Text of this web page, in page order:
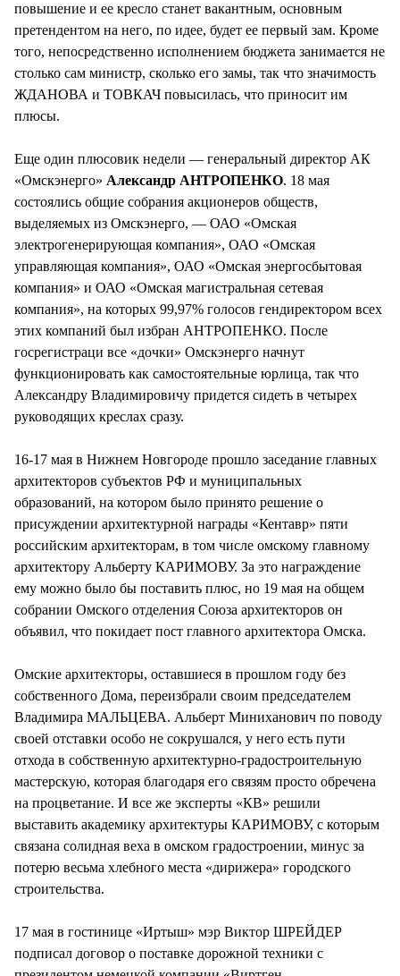
повышение и ее кресло станет вакантным, основным
претендентом на него, по идее, будет ее первый зам. Кроме
того, непосредственно исполнением бюджета занимается не
столько сам министр, сколько его замы, так что значимость
ЖДАНОВА и ТОВКАЧ повысилась, что приносит им
плюсы.
Еще один плюсовик недели — генеральный директор АК
«Омскэнерго» Александр АНТРОПЕНКО. 18 мая
состоялись общие собрания акционеров обществ,
выделяемых из Омскэнерго, — ОАО «Омская
электрогенерирующая компания», ОАО «Омская
управляющая компания», ОАО «Омская энергосбытовая
компания» и ОАО «Омская магистральная сетевая
компания», на которых 99,97% голосов гендиректором всех
этих компаний был избран АНТРОПЕНКО. После
госрегистраци все «дочки» Омскэнерго начнут
функционировать как самостоятельные юрлица, так что
Александру Владимировичу придется сидеть в четырех
руководящих креслах сразу.
16-17 мая в Нижнем Новгороде прошло заседание главных
архитекторов субъектов РФ и муниципальных
образований, на котором было принято решение о
присуждении архитектурной награды «Кентавр» пяти
российским архитекторам, в том числе омскому главному
архитектору Альберту КАРИМОВУ. За это награждение
ему можно было бы поставить плюс, но 19 мая на общем
собрании Омского отделения Союза архитекторов он
объявил, что покидает пост главного архитектора Омска.
Омские архитекторы, оставшиеся в прошлом году без
собственного Дома, переизбрали своим председателем
Владимира МАЛЬЦЕВА. Альберт Миниханович по поводу
своей отставки особо не сокрушался, у него есть пути
отхода в собственную архитектурно-градостроительную
мастерскую, которая благодаря его связям просто обречена
на процветание. И все же эксперты «КВ» решили
выставить академику архитектуры КАРИМОВУ, с которым
связана солидная веха в омском градостроении, минус за
потерю весьма хлебного места «дирижера» городского
строительства.
17 мая в гостинице «Иртыш» мэр Виктор ШРЕЙДЕР
подписал договор о поставке дорожной техники с